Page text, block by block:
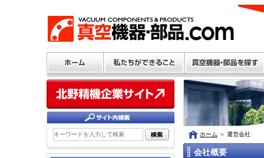
ホーム ＞ 運営会社
会社概要